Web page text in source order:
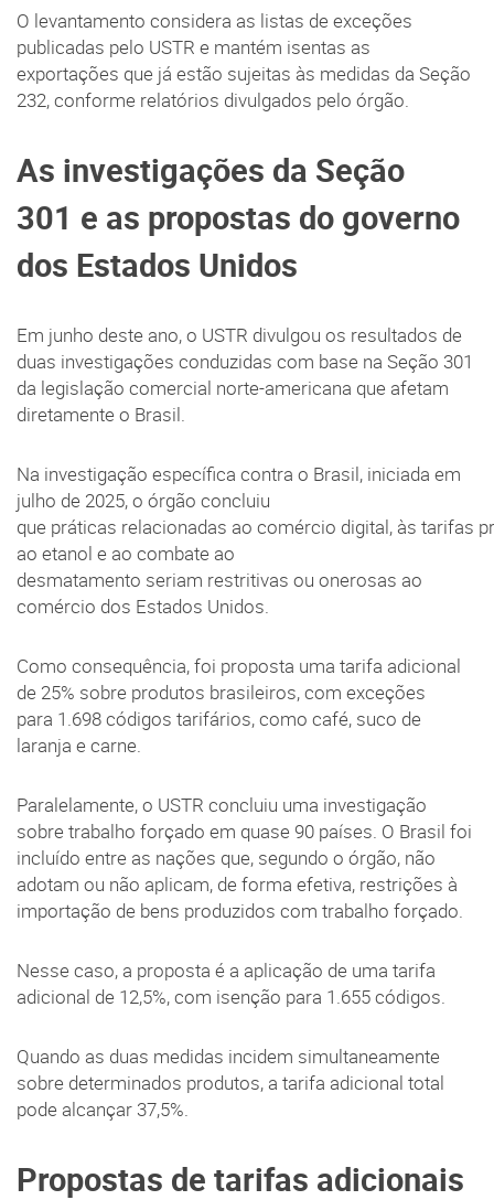
O levantamento considera as listas de exceções
publicadas pelo USTR e mantém isentas as
exportações que já estão sujeitas às medidas da Seção
232, conforme relatórios divulgados pelo órgão.
As investigações da Seção
301 e as propostas do governo
dos Estados Unidos
Em junho deste ano, o USTR divulgou os resultados de
duas investigações conduzidas com base na Seção 301
da legislação comercial norte-americana que afetam
diretamente o Brasil.
Na investigação específica contra o Brasil, iniciada em
julho de 2025, o órgão concluiu
que práticas relacionadas ao comércio digital, às tarifas
ao etanol e ao combate ao
desmatamento seriam restritivas ou onerosas ao
comércio dos Estados Unidos.
Como consequência, foi proposta uma tarifa adicional
de 25% sobre produtos brasileiros, com exceções
para 1.698 códigos tarifários, como café, suco de
laranja e carne.
Paralelamente, o USTR concluiu uma investigação
sobre trabalho forçado em quase 90 países. O Brasil foi
incluído entre as nações que, segundo o órgão, não
adotam ou não aplicam, de forma efetiva, restrições à
importação de bens produzidos com trabalho forçado.
Nesse caso, a proposta é a aplicação de uma tarifa
adicional de 12,5%, com isenção para 1.655 códigos.
Quando as duas medidas incidem simultaneamente
sobre determinados produtos, a tarifa adicional total
pode alcançar 37,5%.
Propostas de tarifas adicionais